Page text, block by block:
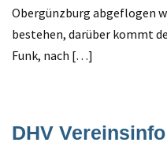
Obergünzburg abgeflogen
bestehen, darüber kommt
Funk, nach […]
DHV